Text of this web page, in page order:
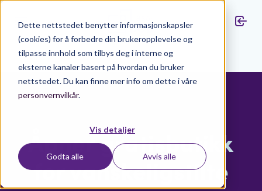
Dette nettstedet benytter informasjonskapsler
(cookies) for å forbedre din brukeropplevelse og
tilpasse innhold som tilbys deg i interne og
eksterne kanaler basert på hvordan du bruker
nettstedet. Du kan finne mer info om dette i våre
personvernvilkår.
Vis detaljer
Godta alle Avvis alle
Aktuelt
Åpner gratisbutikk
for vanskeligstilte